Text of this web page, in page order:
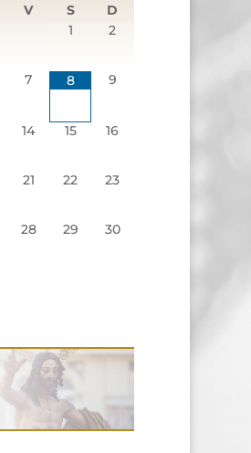
V S
D
1
2
7 8 9
14 15 16
21 22 23
28 29 30